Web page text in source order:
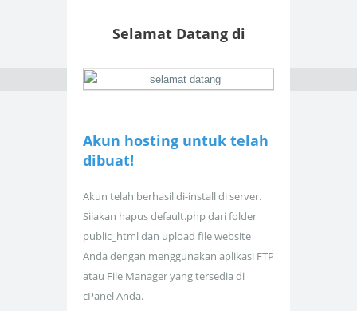
Selamat Datang di
Akun hosting untuk telah
dibuat!
Akun telah berhasil di-install di server.
Silakan hapus default.php dari folder
public_html dan upload file website
Anda dengan menggunakan aplikasi FTP
atau File Manager yang tersedia di
cPanel Anda.